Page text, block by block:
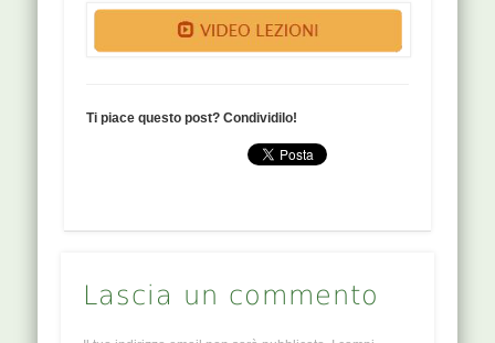
Ti piace questo post? Condividilo!
Lascia un commento